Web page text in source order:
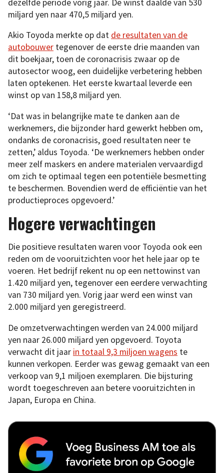
dezelfde periode vorig jaar. De winst daalde van 530
miljard yen naar 470,5 miljard yen.
Akio Toyoda merkte op dat de resultaten van de
autobouwer tegenover de eerste drie maanden van
dit boekjaar, toen de coronacrisis zwaar op de
autosector woog, een duidelijke verbetering hebben
laten optekenen. Het eerste kwartaal leverde een
winst op van 158,8 miljard yen.
‘Dat was in belangrijke mate te danken aan de
werknemers, die bijzonder hard gewerkt hebben om,
ondanks de coronacrisis, goed resultaten neer te
zetten,’ aldus Toyoda. ‘De werknemers hebben onder
meer zelf maskers en andere materialen vervaardigd
om zich te optimaal tegen een potentiële besmetting
te beschermen. Bovendien werd de efficiëntie van het
productieproces opgevoerd.’
Hogere verwachtingen
Die positieve resultaten waren voor Toyoda ook een
reden om de vooruitzichten voor het hele jaar op te
voeren. Het bedrijf rekent nu op een nettowinst van
1.420 miljard yen, tegenover een eerdere verwachting
van 730 miljard yen. Vorig jaar werd een winst van
2.000 miljard yen geregistreerd.
De omzetverwachtingen werden van 24.000 miljard
yen naar 26.000 miljard yen opgevoerd. Toyota
verwacht dit jaar in totaal 9,3 miljoen wagens te
kunnen verkopen. Eerder was gewag gemaakt van een
verkoop van 9,1 miljoen exemplaren. Die bijsturing
wordt toegeschreven aan betere vooruitzichten in
Japan, Europa en China.